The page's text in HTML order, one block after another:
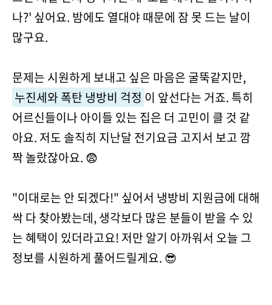
나?' 싶어요. 밤에도 열대야 때문에 잠 못 드는 날이
많구요.
문제는 시원하게 보내고 싶은 마음은 굴뚝같지만,
누진세와 폭탄 냉방비 걱정 이 앞선다는 거죠. 특히
어르신들이나 아이들 있는 집은 더 고민이 클 것 같
아요. 저도 솔직히 지난달 전기요금 고지서 보고 깜
짝 놀랐잖아요. 😨
"이대로는 안 되겠다!" 싶어서 냉방비 지원금에 대해
싹 다 찾아봤는데, 생각보다 많은 분들이 받을 수 있
는 혜택이 있더라고요! 저만 알기 아까워서 오늘 그
정보를 시원하게 풀어드릴게요. 😎